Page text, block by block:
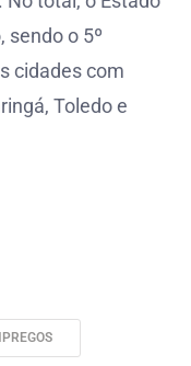
sendo o 5º
cidades com
Toledo e